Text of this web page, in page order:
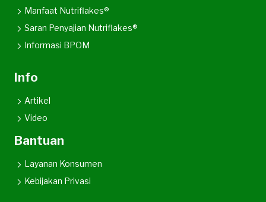
Manfaat Nutriflakes®
Saran Penyajian Nutriflakes®
Informasi BPOM
Info
Artikel
Video
Bantuan
Layanan Konsumen
Kebijakan Privasi